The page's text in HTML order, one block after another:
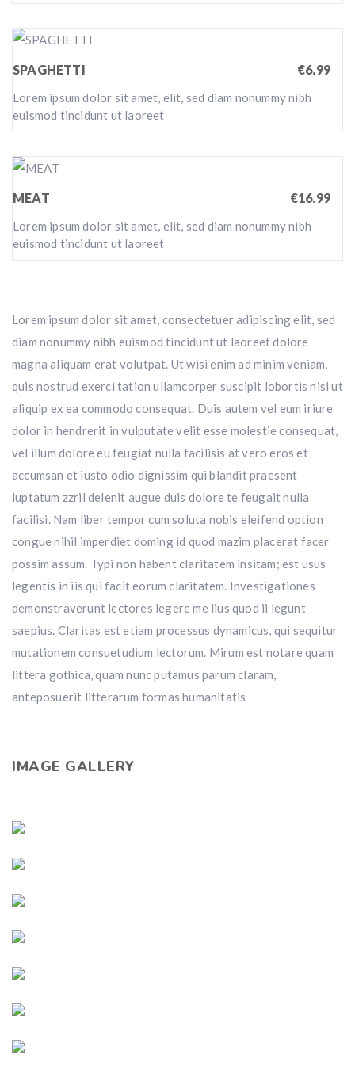
SPAGHETTI €6.99
Lorem ipsum dolor sit amet, elit, sed diam nonummy nibh
euismod tincidunt ut laoreet
MEAT €16.99
Lorem ipsum dolor sit amet, elit, sed diam nonummy nibh
euismod tincidunt ut laoreet
Lorem ipsum dolor sit amet, consectetuer adipiscing elit, sed
diam nonummy nibh euismod tincidunt ut laoreet dolore
magna aliquam erat volutpat. Ut wisi enim ad minim veniam,
quis nostrud exerci tation ullamcorper suscipit lobortis nisl ut
aliquip ex ea commodo consequat. Duis autem vel eum iriure
dolor in hendrerit in vulputate velit esse molestie consequat,
vel illum dolore eu feugiat nulla facilisis at vero eros et
accumsan et iusto odio dignissim qui blandit praesent
luptatum zzril delenit augue duis dolore te feugait nulla
facilisi. Nam liber tempor cum soluta nobis eleifend option
congue nihil imperdiet doming id quod mazim placerat facer
possim assum. Typi non habent claritatem insitam; est usus
legentis in iis qui facit eorum claritatem. Investigationes
demonstraverunt lectores legere me lius quod ii legunt
saepius. Claritas est etiam processus dynamicus, qui sequitur
mutationem consuetudium lectorum. Mirum est notare quam
littera gothica, quam nunc putamus parum claram,
anteposuerit litterarum formas humanitatis
IMAGE GALLERY